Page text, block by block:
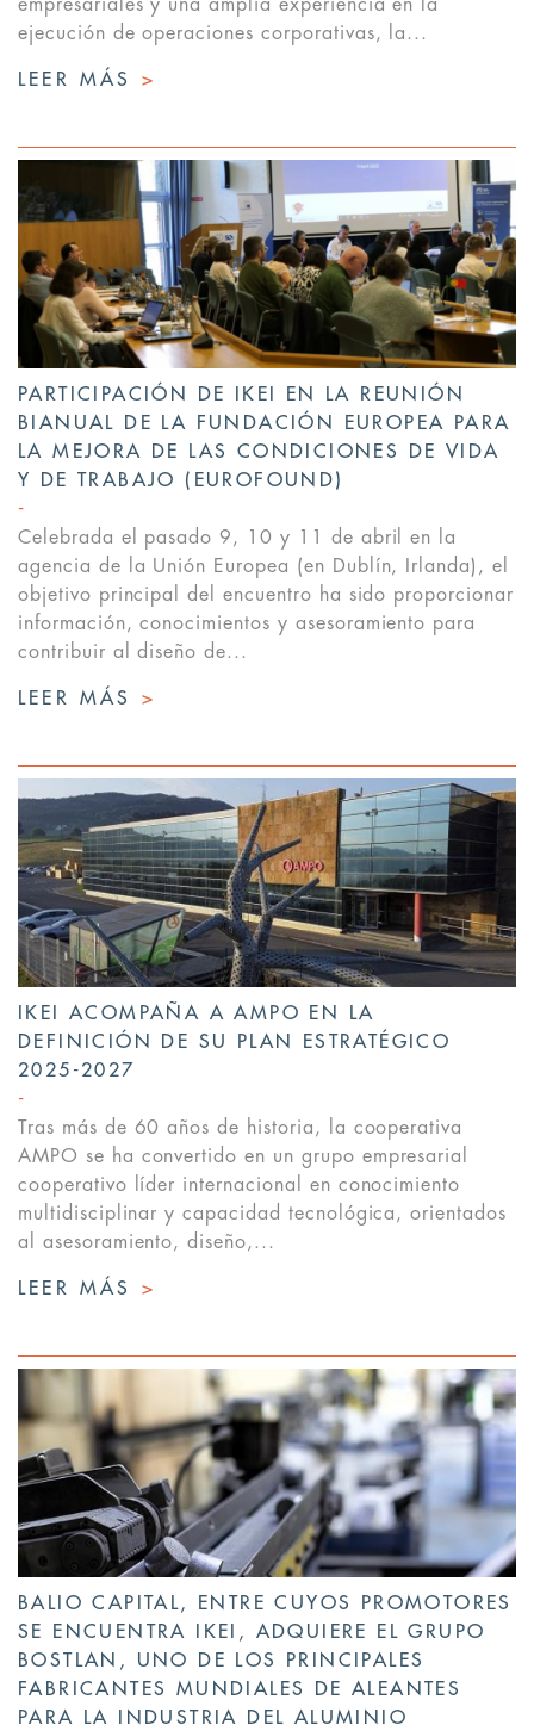
empresariales y una amplia experiencia en la
ejecución de operaciones corporativas, la...
LEER MÁS >
PARTICIPACIÓN DE IKEI EN LA REUNIÓN
BIANUAL DE LA FUNDACIÓN EUROPEA PARA
LA MEJORA DE LAS CONDICIONES DE VIDA
Y DE TRABAJO (EUROFOUND)
Celebrada el pasado 9, 10 y 11 de abril en la
agencia de la Unión Europea (en Dublín, Irlanda), el
objetivo principal del encuentro ha sido proporcionar
información, conocimientos y asesoramiento para
contribuir al diseño de...
LEER MÁS >
IKEI ACOMPAÑA A AMPO EN LA
DEFINICIÓN DE SU PLAN ESTRATÉGICO
2025-2027
Tras más de 60 años de historia, la cooperativa
AMPO se ha convertido en un grupo empresarial
cooperativo líder internacional en conocimiento
multidisciplinar y capacidad tecnológica, orientados
al asesoramiento, diseño,...
LEER MÁS >
BALIO CAPITAL, ENTRE CUYOS PROMOTORES
SE ENCUENTRA IKEI, ADQUIERE EL GRUPO
BOSTLAN, UNO DE LOS PRINCIPALES
FABRICANTES MUNDIALES DE ALEANTES
PARA LA INDUSTRIA DEL ALUMINIO